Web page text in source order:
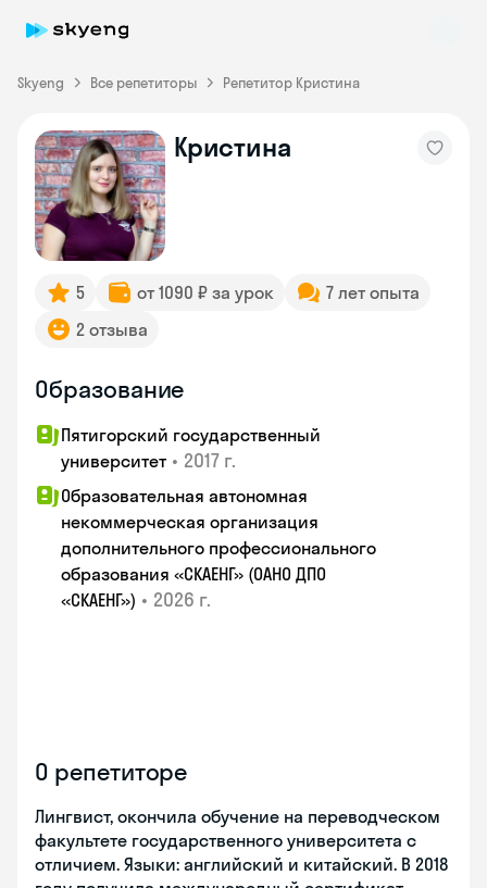
Skyeng Все репетиторы Репетитор Кристина
Кристина
5 от 1090 ₽ за урок
7 лет опыта
2 отзыва
Образование
Пятигорский государственный
университет • 2017 г.
Образовательная автономная
некоммерческая организация
дополнительного профессионального
образования «СКАЕНГ» (ОАНО ДПО
«СКАЕНГ») • 2026 г.
О репетиторе
Лингвист, окончила обучение на переводческом
факультете государственного университета с
отличием. Языки: английский и китайский. В 2018
Skyeng Chat
online